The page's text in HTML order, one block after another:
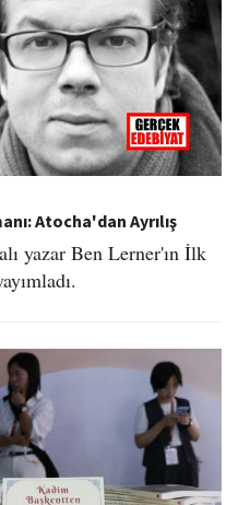
Atocha'dan Ayrılış
yazar Ben Lerner'ın İlk